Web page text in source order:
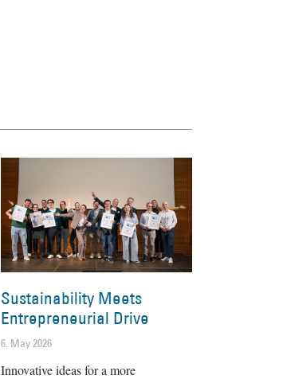
Sustainability Meets
Entrepreneurial Drive
6. May 2026
Innovative ideas for a more